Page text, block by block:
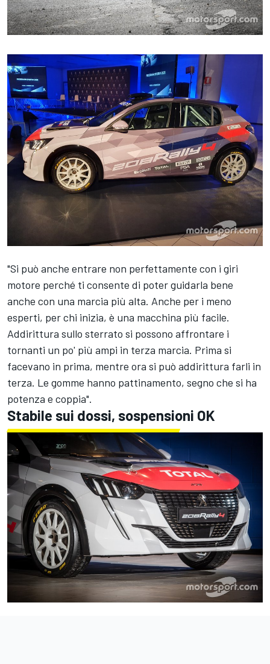
"Si può anche entrare non perfettamente con i giri
motore perché ti consente di poter guidarla bene
anche con una marcia più alta. Anche per i meno
esperti, per chi inizia, è una macchina più facile.
Addirittura sullo sterrato si possono affrontare i
tornanti un po' più ampi in terza marcia. Prima si
facevano in prima, mentre ora si può addirittura farli in
terza. Le gomme hanno pattinamento, segno che si ha
potenza e coppia".
Stabile sui dossi, sospensioni OK